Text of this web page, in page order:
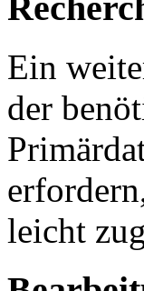
Ein
der
leicht